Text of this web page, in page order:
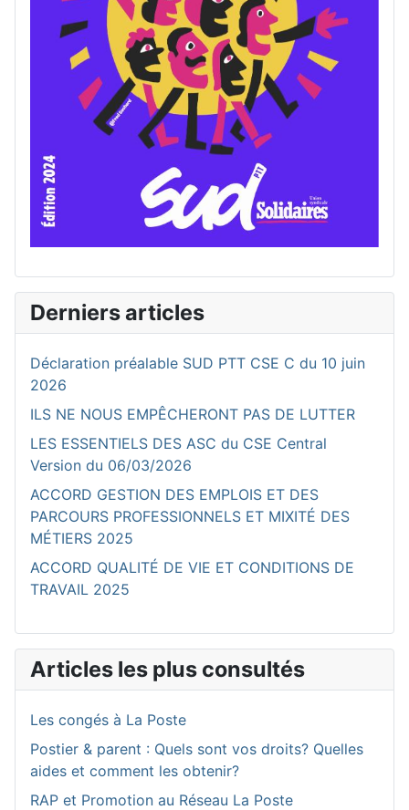
Derniers articles
Déclaration préalable SUD PTT CSE C du 10 juin
2026
ILS NE NOUS EMPÊCHERONT PAS DE LUTTER
LES ESSENTIELS DES ASC du CSE Central
Version du 06/03/2026
ACCORD GESTION DES EMPLOIS ET DES
PARCOURS PROFESSIONNELS ET MIXITÉ DES
MÉTIERS 2025
ACCORD QUALITÉ DE VIE ET CONDITIONS DE
TRAVAIL 2025
Articles les plus consultés
Les congés à La Poste
Postier & parent : Quels sont vos droits? Quelles
aides et comment les obtenir?
RAP et Promotion au Réseau La Poste